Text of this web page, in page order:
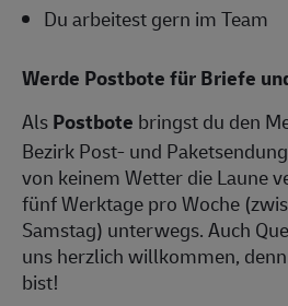
Du arbeitest gern im Team
Werde Postbote für Briefe
AlsPostbote bringst du den
Bezirk Post- und
von keinem Wetter die Laune
fünf Werktage pro Woche
Samstag) unterwegs. Auch
uns herzlich willkommen,
bist!